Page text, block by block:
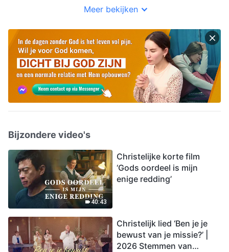
Meer bekijken
Bijzondere video's
40:43
Christelijke korte film
‘Gods oordeel is mijn
enige redding’
Christelijk lied ‘Ben je je
bewust van je missie?’ |
2026 Stemmen van